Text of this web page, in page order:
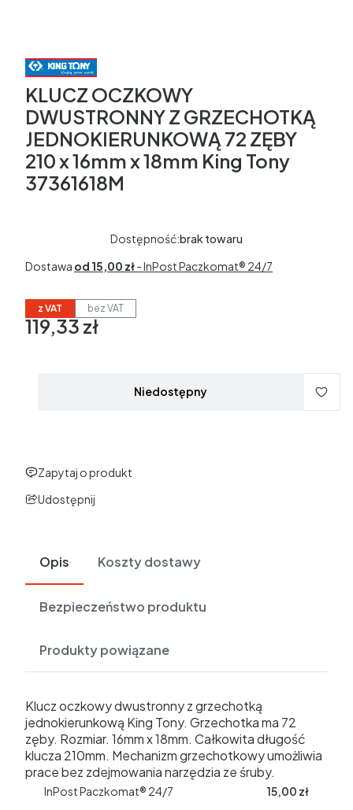
KLUCZ OCZKOWY
DWUSTRONNY Z GRZECHOTKĄ
JEDNOKIERUNKOWĄ 72 ZĘBY
210 x 16mm x 18mm King Tony
37361618M
Dostępność:brak towaru
Dostawa od 15,00 zł- InPost Paczkomat® 24/7
z VAT bez VAT
Cena
119,33 zł
w tym 23% VAT
w tym
Niedostępny
Zapytaj o produkt
Udostępnij
Opis Koszty dostawy
Bezpieczeństwo produktu
Produkty powiązane
Klucz oczkowy dwustronny z grzechotką
jednokierunkową King Tony. Grzechotka ma 72
zęby. Rozmiar. 16mm x 18mm. Całkowita długość
klucza 210mm. Mechanizm grzechotkowy umożliwia
prace bez zdejmowania narzędzia ze śruby.
InPost Paczkomat® 24/7 15,00 zł